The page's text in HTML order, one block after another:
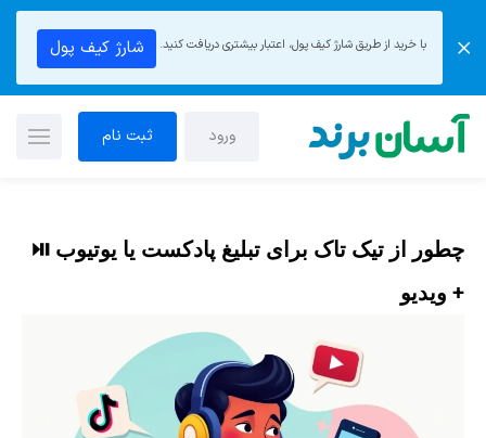
با خرید از طریق شارژ کیف پول، اعتبار بیشتری دریافت کنید. شارژ کیف پول
ورود ثبت نام
چطور از تیک تاک برای تبلیغ پادکست یا یوتیوب ⏯
+ ویدیو